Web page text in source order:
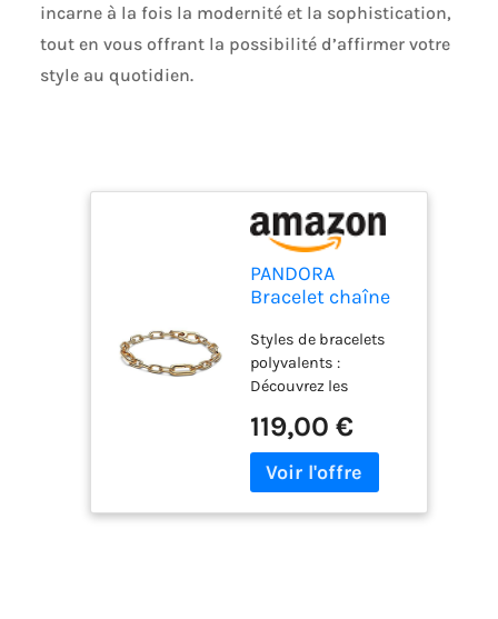
incarne à la fois la modernité et la sophistication,
tout en vous offrant la possibilité d’affirmer votre
style au quotidien.
PANDORA
Bracelet chaîne
alliage
métallique
plaqué or 14
carats,
compatible
exclusivement
ME, 569662C00-
3
Styles de bracelets
polyvalents :
Découvrez les
versions à charms,
chaîne, jonc et
tennis, conçus pour
119,00 €